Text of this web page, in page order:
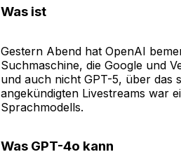
Was ist
Gestern Abend hat OpenAI
Suchmaschine, die Google und
und auch nicht GPT-5, über das
angekündigten Livestreams war
Sprachmodells.
Was GPT-4o kann